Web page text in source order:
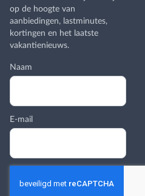
op de hoogte van
aanbiedingen, lastminutes,
kortingen en het laatste
vakantienieuws.
Naam
E-mail